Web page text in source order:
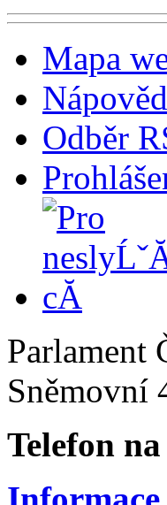
Mapa
Odběr
Parlament
Sněmovní
Telefon